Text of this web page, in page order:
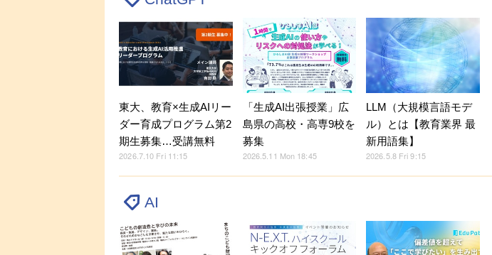
東大、教育×生成AIリー
ダー育成プログラム第2
期生募集…受講無料
2026.7.10 Fri 11:15
「生成AI出張授業」広
島県の高校・高専9校を
募集
2026.5.11 Mon 18:45
LLM（大規模言語モデ
ル）とは【教育業界 最
新用語集】
2026.5.8 Fri 9:15
AI